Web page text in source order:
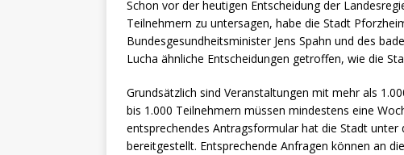
Schon vor der heutigen Entscheidung der
Teilnehmern zu untersagen, habe die Stadt
Bundesgesundheitsminister Jens Spahn und des
Lucha ähnliche Entscheidungen getroffen, wie die
Grundsätzlich sind Veranstaltungen mit mehr als
bis 1.000 Teilnehmern müssen mindestens eine
entsprechendes Antragsformular hat die Stadt unter
bereitgestellt. Entsprechende Anfragen können an